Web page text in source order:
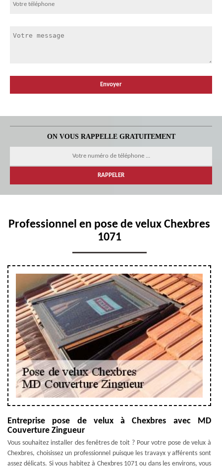
ON VOUS RAPPELLE GRATUITEMENT
Professionnel en pose de velux Chexbres
1071
Entreprise pose de velux à Chexbres avec MD
Couverture Zingueur
Vous souhaitez installer des fenêtres de toit ? Pour votre pose de velux à
Chexbres, choisissez un professionnel puisque les travayx y afférents sont
assez délicats. Si vous habitez à Chexbres 1071 ou dans les environs, vous